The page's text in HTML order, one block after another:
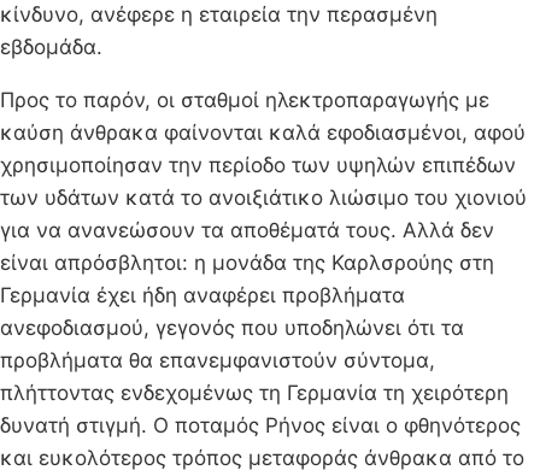
κίνδυνο, ανέφερε η εταιρεία την περασμένη
εβδομάδα.
Προς το παρόν, οι σταθμοί ηλεκτροπαραγωγής με
καύση άνθρακα φαίνονται καλά εφοδιασμένοι, αφού
χρησιμοποίησαν την περίοδο των υψηλών επιπέδων
των υδάτων κατά το ανοιξιάτικο λιώσιμο του χιονιού
για να ανανεώσουν τα αποθέματά τους. Αλλά δεν
είναι απρόσβλητοι: η μονάδα της Καρλσρούης στη
Γερμανία έχει ήδη αναφέρει προβλήματα
ανεφοδιασμού, γεγονός που υποδηλώνει ότι τα
προβλήματα θα επανεμφανιστούν σύντομα,
πλήττοντας ενδεχομένως τη Γερμανία τη χειρότερη
δυνατή στιγμή. Ο ποταμός Ρήνος είναι ο φθηνότερος
και ευκολότερος τρόπος μεταφοράς άνθρακα από το